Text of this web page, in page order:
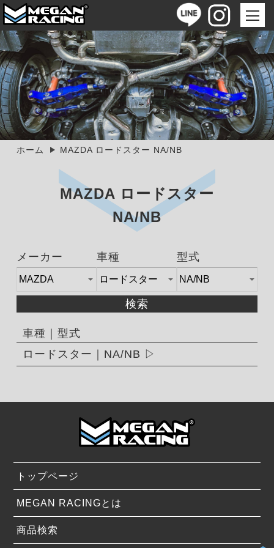
ホーム MAZDA ロードスター NA/NB
MAZDA ロードスター
NA/NB
メーカー 車種 型式
検索
車種｜型式
ロードスター｜NA/NB
トップページ
MEGAN RACINGとは
商品検索